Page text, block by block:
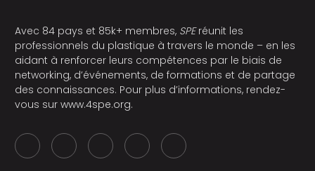
Avec 84 pays et 85k+ membres, SPEréunit les
professionnels du plastique à travers le monde – en les
aidant à renforcer leurs compétences par le biais de
networking, d’événements, de formations et de partage
des connaissances. Pour plus d’informations, rendez-
vous sur www.4spe.org.